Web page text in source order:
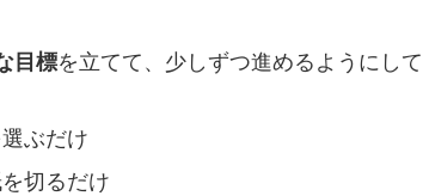
目標を立てて、少しずつ進めるようにして
ぶだけ
切るだけ